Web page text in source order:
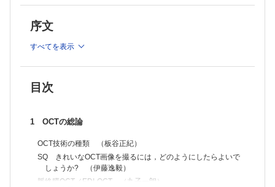
CQ 後部硝子体が病態に関与する黄斑疾患はありますか? （森 圭
介）
DONFL （香留 崇，三田村佳典）
中心性漿液性脈絡網膜症 （松本英孝）
乳頭ピット黄斑症候群 （平形明人）
5 加齢黄斑変性と類縁疾患
滲出型加齢黄斑変性 （鈴木三保子）
網膜血管腫状増殖 （白神千恵子）
EV 抗VEGF療法における管理法 （湯澤美都子）
CQ 黄斑下血腫がみられる疾患の鑑別について教えてください （狩
推奨ブラウザ： Firefox 最新版 / Google Chrome 最新版 / Safari
序文
すべてを表示
目次
1 OCTの総論
OCT技術の種類 （板谷正紀）
SQ きれいなOCT画像を撮るには，どのようにしたらよいで
しょうか? （伊藤逸毅）
脈絡膜OCT／EDI-OCT （丸子一朗）